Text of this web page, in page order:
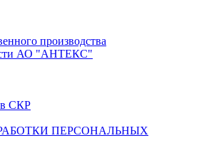
производства
АО "АНТЕКС"
в СКР
ПЕРСОНАЛЬНЫХ